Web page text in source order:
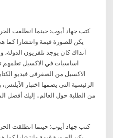
يكن للصورة قيمة وانتشارا كما
اساسيات في الاكسيل
الاكسيل من الصفرفى فيديو
الرئيسية التي يضمها اختبار
من الطلبة حول العالم.. إليك أفضل